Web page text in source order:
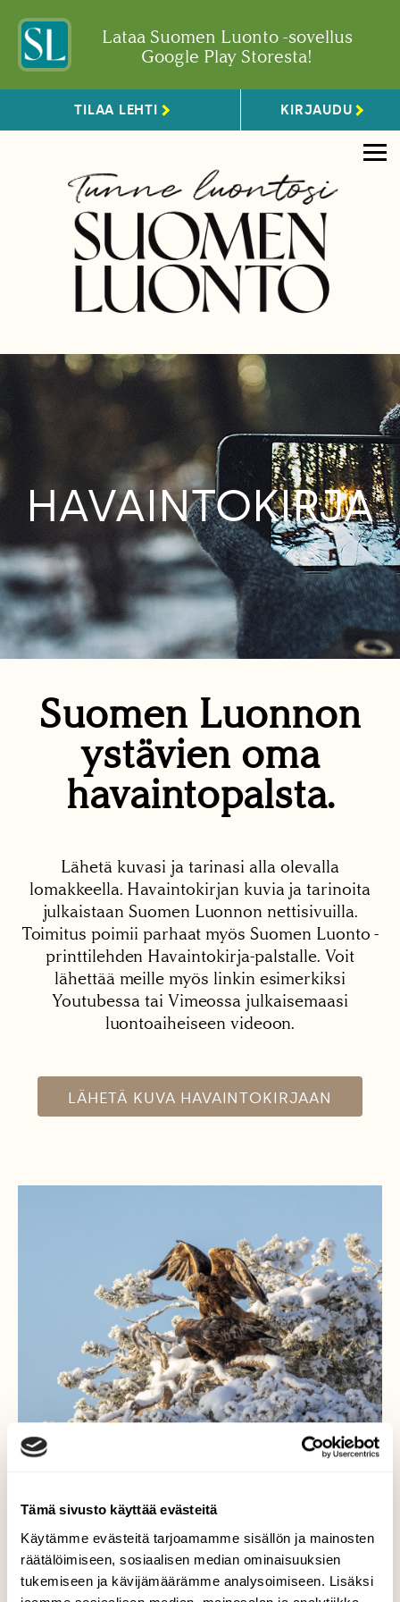
Tämä sivusto käyttää evästeitä
Käytämme evästeitä tarjoamamme sisällön ja mainosten
räätälöimiseen, sosiaalisen median ominaisuuksien
tukemiseen ja kävijämäärämme analysoimiseen. Lisäksi
Lataa Suomen Luonto -sovellus
Google Play Storesta!
TILAA LEHTI KIRJAUDU
HAVAINTOKIRJA
Suomen Luonnon
ystävien oma
havaintopalsta.
Lähetä kuvasi ja tarinasi alla olevalla
lomakkeella. Havaintokirjan kuvia ja tarinoita
julkaistaan Suomen Luonnon nettisivuilla.
Toimitus poimii parhaat myös Suomen Luonto -
printtilehden Havaintokirja-palstalle. Voit
lähettää meille myös linkin esimerkiksi
Youtubessa tai Vimeossa julkaisemaasi
luontoaiheiseen videoon.
LÄHETÄ KUVA HAVAINTOKIRJAAN
Kotkat paritteleva
Olen käynyt Kuusamossa kuvaamassa